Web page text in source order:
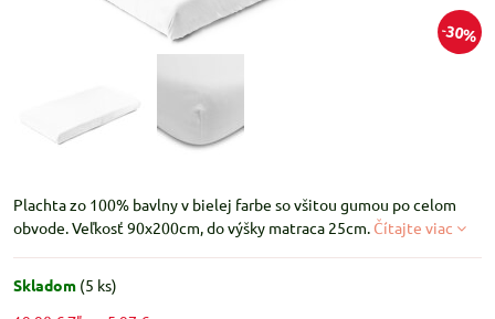
30%
Plachta zo 100% bavlny v bielej farbe so všitou gumou po celom
obvode. Veľkosť 90x200cm, do výšky matraca 25cm. Čítajte viac
Skladom (5 ks)